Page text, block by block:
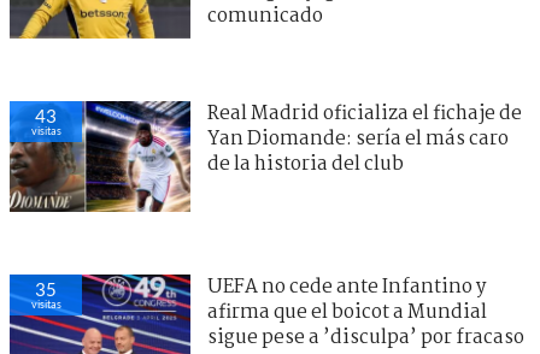
comunicado
43
visitas
Real Madrid oficializa el fichaje de
Yan Diomande: sería el más caro
de la historia del club
35
visitas
UEFA no cede ante Infantino y
afirma que el boicot a Mundial
sigue pese a ’disculpa’ por fracaso